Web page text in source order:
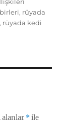
, rüyada
, rüyada kedi
alanlar *ile